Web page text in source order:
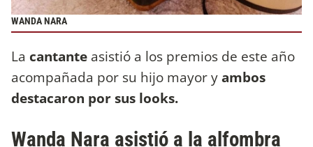
WANDA NARA
La cantante asistió a los premios de este año
acompañada por su hijo mayor yambos
destacaron por sus looks.
Wanda Nara asistió a la alfombra